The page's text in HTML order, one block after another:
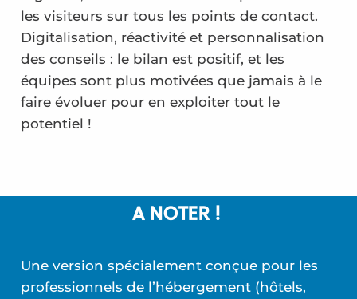
les visiteurs sur tous les points de contact.
Digitalisation, réactivité et personnalisation
des conseils : le bilan est positif, et les
équipes sont plus motivées que jamais à le
faire évoluer pour en exploiter tout le
potentiel !
A NOTER !
Une version spécialement conçue pour les
professionnels de l’hébergement (hôtels,